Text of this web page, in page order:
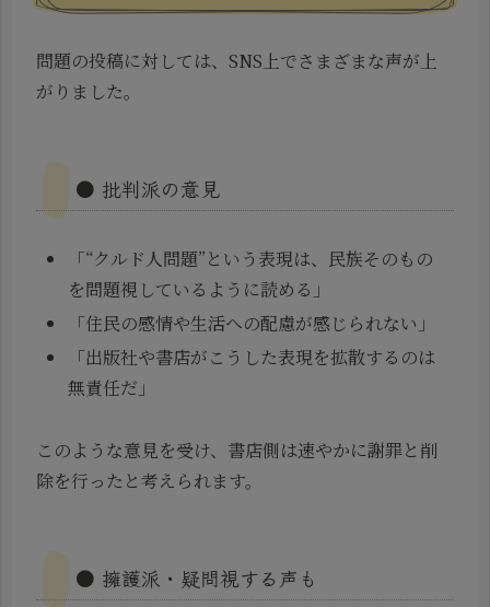
問題の投稿に対しては、SNS上でさまざまな声が上
がりました。
● 批判派の意見
「“クルド人問題”という表現は、民族そのもの
を問題視しているように読める」
「住民の感情や生活への配慮が感じられない」
「出版社や書店がこうした表現を拡散するのは
無責任だ」
このような意見を受け、書店側は速やかに謝罪と削
除を行ったと考えられます。
● 擁護派・疑問視する声も